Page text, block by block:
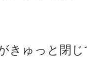
きゅっと閉